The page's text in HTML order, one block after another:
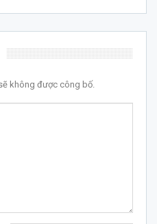
không được công bố.